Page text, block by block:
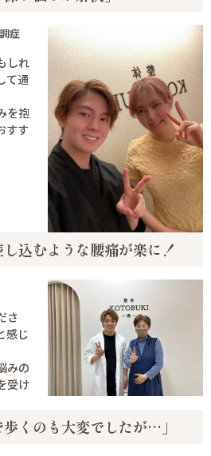
症
しれ
て通
を抱
すす
込むような腰痛が楽に！
さ
感じ
みの
受け
歩くのも大変でしたが…」